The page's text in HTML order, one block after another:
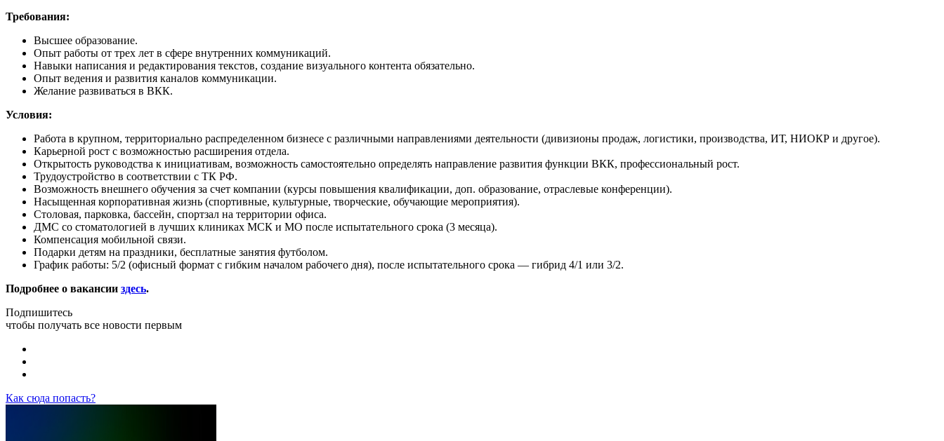
Требования:
Высшее образование.
Опыт работы от трех лет в сфере внутренних коммуникаций.
Навыки написания и редактирования текстов, создание визуального контента обязательно.
Опыт ведения и развития каналов коммуникации.
Желание развиваться в ВКК.
Условия:
Работа в крупном, территориально распределенном бизнесе с различными направлениями деятельности (дивизионы продаж, логистики, производства, ИТ, НИОКР и другое).
Карьерной рост с возможностью расширения отдела.
Открытость руководства к инициативам, возможность самостоятельно определять направление развития функции ВКК, профессиональный рост.
Трудоустройство в соответствии с ТК РФ.
Возможность внешнего обучения за счет компании (курсы повышения квалификации, доп. образование, отраслевые конференции).
Насыщенная корпоративная жизнь (спортивные, культурные, творческие, обучающие мероприятия).
Столовая, парковка, бассейн, спортзал на территории офиса.
ДМС со стоматологией в лучших клиниках МСК и МО после испытательного срока (3 месяца).
Компенсация мобильной связи.
Подарки детям на праздники, бесплатные занятия футболом.
График работы: 5/2 (офисный формат с гибким началом рабочего дня), после испытательного срока — гибрид 4/1 или 3/2.
Подробнее о вакансии здесь.
Подпишитесь
чтобы получать все новости первым
Как сюда попасть?